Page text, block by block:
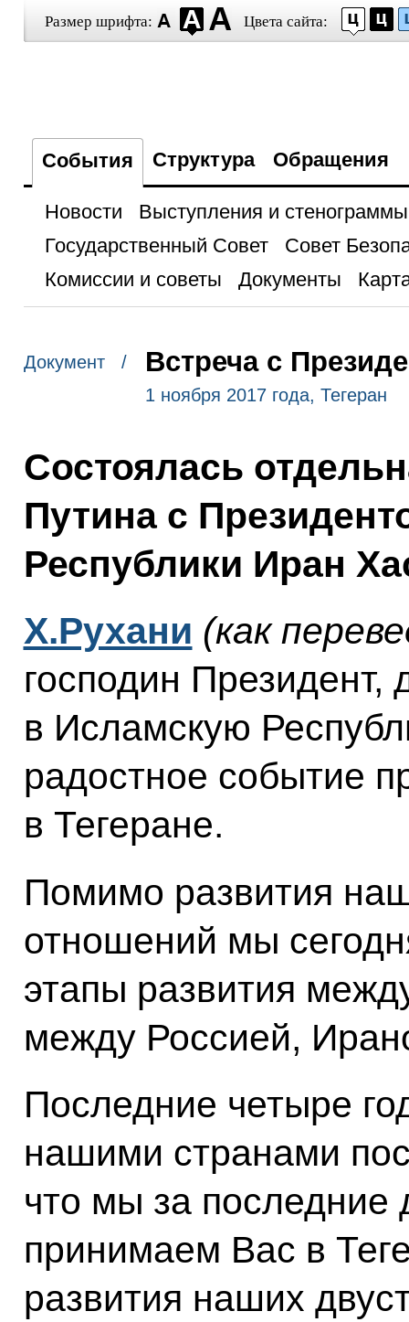
Размер шрифта: Цвета сайта:
События Структура Обращения
Новости
Выступления и стенограммы
Государственный Совет
Совет
Комиссии и советы
Документы
Документ / Встреча с
1 ноября 2017 года, Тегеран
Состоялась
Путина с
Республики Иран
Х.Рухани (как
господин Президент,
в Исламскую
радостное событие
в Тегеране.
Помимо развития
отношений мы
этапы развития
между Россией,
Последние четыре
нашими странами
что мы за последние
принимаем Вас в
развития наших